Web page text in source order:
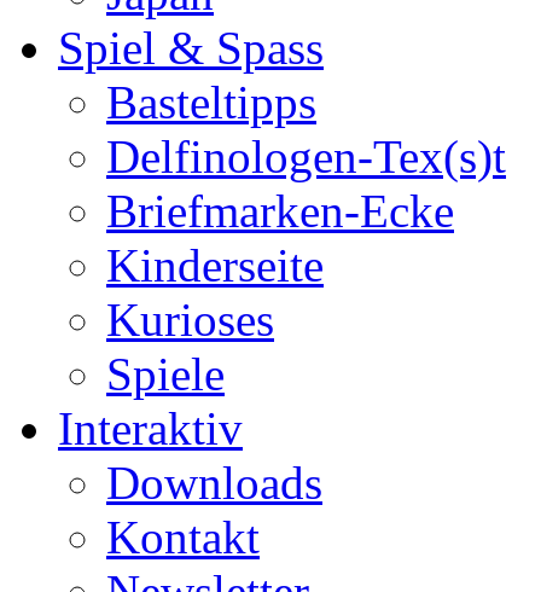
Spiel & Spass
Basteltipps
Delfinologen-Tex(s)t
Briefmarken-Ecke
Kinderseite
Kurioses
Spiele
Interaktiv
Downloads
Kontakt